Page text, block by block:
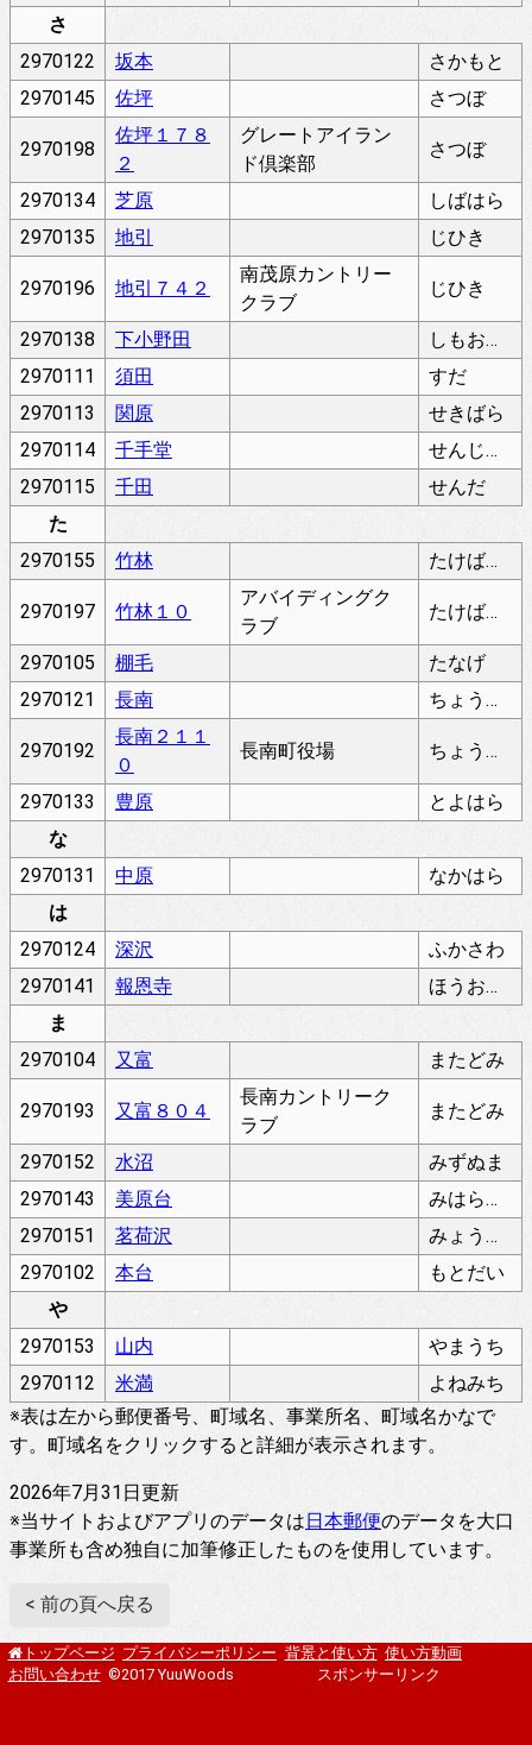
さ
2970122
坂本
さかもと
2970145
佐坪 さつぼ
2970198
佐坪１７８
２
グレートアイラン
ド倶楽部
さつぼ
2970134 芝原
しばはら
2970135
地引 じひき
2970196 地引７４２
南茂原カントリー
クラブ
じひき
2970138 下小野田
しもおのだ
2970111
須田
すだ
2970113
関原
せきばら
2970114
千手堂
せんじゅどう
2970115
千田
せんだ
た
2970155
竹林 たけばやし
2970197 竹林１０
アバイディングク
ラブ
たけばやし
2970105 棚毛
たなげ
2970121
長南 ちょうなん
2970192
長南２１１
０
長南町役場 ちょうなん
2970133 豊原
とよはら
な
2970131
中原
なかはら
は
2970124
深沢
ふかさわ
2970141
報恩寺
ほうおんじ
ま
2970104
又富 またどみ
2970193 又富８０４
長南カントリーク
ラブ
またどみ
2970152 水沼
みずぬま
2970143
美原台
みはらだい
2970151
茗荷沢
みょうがざわ
2970102
本台
もとだい
や
2970153
山内
やまうち
2970112
米満
よねみち
※表は左から郵便番号、町域名、事業所名、町域名かなで
す。町域名をクリックすると詳細が表示されます。
2026年7月31日更新
※当サイトおよびアプリのデータは日本郵便のデータを大口
事業所も含め独自に加筆修正したものを使用しています。
< 前の頁へ戻る
トップページ プライバシーポリシー 背景と使い方 使い方動画
お問い合わせ ©2017 YuuWoods スポンサーリンク